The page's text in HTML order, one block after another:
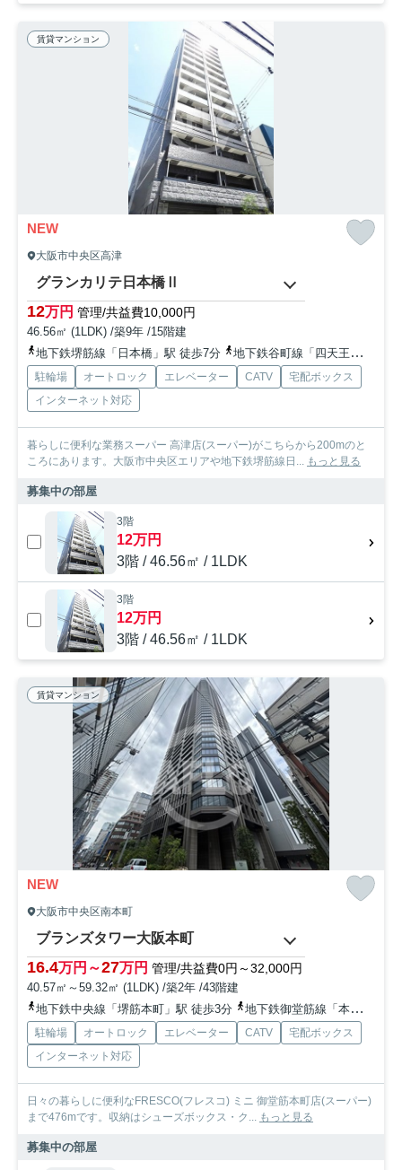
賃貸マンション
NEW
大阪市中央区高津
グランカリテ日本橋Ⅱ
12万円 管理/共益費10,000円
46.56㎡ (1LDK) /築9年 /15階建
地下鉄堺筋線「日本橋」駅 徒歩7分
地下鉄谷町線「四天王寺前夕陽ヶ丘」駅 徒歩10分
駐輪場 オートロック エレベーター CATV
宅配ボックス
インターネット対応
暮らしに便利な業務スーパー 高津店(スーパー)がこちらから200mのと
ころにあります。大阪市中央区エリアや地下鉄堺筋線日... もっと見る
募集中の部屋
3階
12万円
3階 / 46.56㎡ / 1LDK
3階
12万円
3階 / 46.56㎡ / 1LDK
賃貸マンション
NEW
大阪市中央区南本町
ブランズタワー大阪本町
16.4万円～27万円 管理/共益費0円～32,000円
40.57㎡～59.32㎡ (1LDK) /築2年 /43階建
地下鉄中央線「堺筋本町」駅 徒歩3分
地下鉄御堂筋線「本町」駅 徒歩3分
駐輪場 オートロック エレベーター CATV
宅配ボックス
インターネット対応
日々の暮らしに便利なFRESCO(フレスコ) ミニ 御堂筋本町店(スーパー)
まで476mです。収納はシューズボックス・ク... もっと見る
募集中の部屋